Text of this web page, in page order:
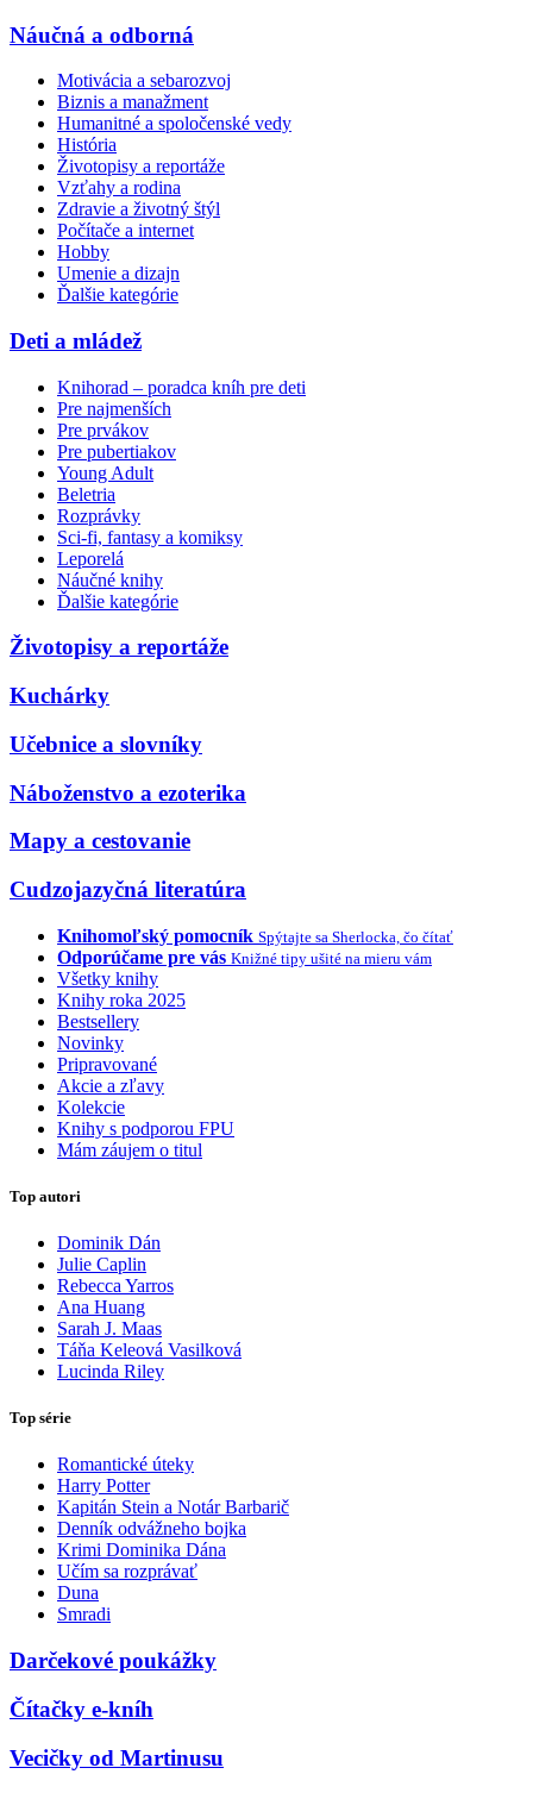
Náučná a odborná
Motivácia a sebarozvoj
Biznis a manažment
Humanitné a spoločenské vedy
História
Životopisy a reportáže
Vzťahy a rodina
Zdravie a životný štýl
Počítače a internet
Hobby
Umenie a dizajn
Ďalšie kategórie
Deti a mládež
Knihorad – poradca kníh pre deti
Pre najmenších
Pre prvákov
Pre pubertiakov
Young Adult
Beletria
Rozprávky
Sci-fi, fantasy a komiksy
Leporelá
Náučné knihy
Ďalšie kategórie
Životopisy a reportáže
Kuchárky
Učebnice a slovníky
Náboženstvo a ezoterika
Mapy a cestovanie
Cudzojazyčná literatúra
Knihomoľský pomocník Spýtajte sa Sherlocka, čo čítať
Odporúčame pre vás Knižné tipy ušité na mieru vám
Všetky knihy
Knihy roka 2025
Bestsellery
Novinky
Pripravované
Akcie a zľavy
Kolekcie
Knihy s podporou FPU
Mám záujem o titul
Top autori
Dominik Dán
Julie Caplin
Rebecca Yarros
Ana Huang
Sarah J. Maas
Táňa Keleová Vasilková
Lucinda Riley
Top série
Romantické úteky
Harry Potter
Kapitán Stein a Notár Barbarič
Denník odvážneho bojka
Krimi Dominika Dána
Učím sa rozprávať
Duna
Smradi
Darčekové poukážky
Čítačky e-kníh
Vecičky od Martinusu